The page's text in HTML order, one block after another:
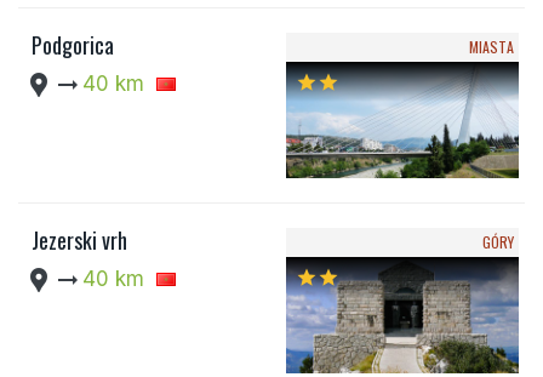
Podgorica
location_pin arrow_right_alt 40 km
MIASTA
starstar
Jezerski vrh
location_pin arrow_right_alt 40 km
GÓRY
starstar